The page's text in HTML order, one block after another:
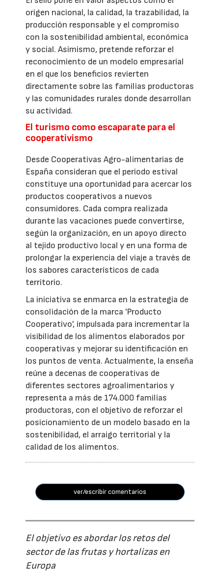
origen nacional, la calidad, la trazabilidad, la
producción responsable y el compromiso
con la sostenibilidad ambiental, económica
y social. Asimismo, pretende reforzar el
reconocimiento de un modelo empresarial
en el que los beneficios revierten
directamente sobre las familias productoras
y las comunidades rurales donde desarrollan
su actividad.
El turismo como escaparate para el
cooperativismo
Desde Cooperativas Agro-alimentarias de
España consideran que el periodo estival
constituye una oportunidad para acercar los
productos cooperativos a nuevos
consumidores. Cada compra realizada
durante las vacaciones puede convertirse,
según la organización, en un apoyo directo
al tejido productivo local y en una forma de
prolongar la experiencia del viaje a través de
los sabores característicos de cada
territorio.
La iniciativa se enmarca en la estrategia de
consolidación de la marca 'Producto
Cooperativo', impulsada para incrementar la
visibilidad de los alimentos elaborados por
cooperativas y mejorar su identificación en
los puntos de venta. Actualmente, la enseña
reúne a decenas de cooperativas de
diferentes sectores agroalimentarios y
representa a más de 174.000 familias
productoras, con el objetivo de reforzar el
posicionamiento de un modelo basado en la
sostenibilidad, el arraigo territorial y la
calidad de los alimentos.
ver/escribir comentarios
El objetivo es abordar los retos del
sector de las frutas y hortalizas en
Europa